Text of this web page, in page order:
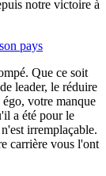
notre victoire à
pays
Que ce soit
leader, le réduire
votre manque
a été pour le
irremplaçable.
carrière vous l'ont